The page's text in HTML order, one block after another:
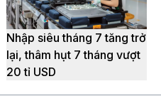
Nhập siêu tháng 7 tăng trở
lại, thâm hụt 7 tháng vượt
20 tỉ USD